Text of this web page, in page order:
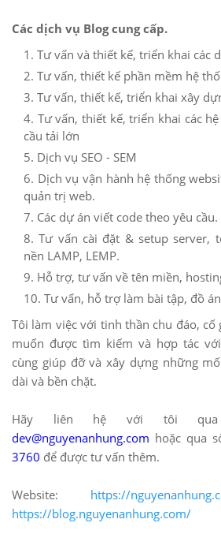
Các dịch vụ Blog cung cấp.
Tư vấn và thiết kế, triển khai các
Tư vấn, thiết kế phần mềm hệ
Tư vấn, thiết kế, triển khai xây
Tư vấn, thiết kế, triển khai các
cầu tải lớn
Dịch vụ SEO - SEM
Dịch vụ vận hành hệ thống
quản trị web.
Các dự án viết code theo yêu cầu.
Tư vấn cài đặt & setup server,
nền LAMP, LEMP.
Hỗ trợ, tư vấn về tên miền,
Tư vấn, hỗ trợ làm bài tập, đồ án
Tôi làm việc với tinh thần chu đáo, cố
muốn được tìm kiếm và hợp tác
cùng giúp đỡ và xây dựng những
dài và bền chặt.
Hãy liên hệ với tôi
dev@nguyenanhung.com hoặc qua
3760 để được tư vấn thêm.
Website: https://
https://blog.nguyenanhung.com/